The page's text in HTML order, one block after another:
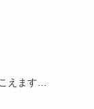
えます…